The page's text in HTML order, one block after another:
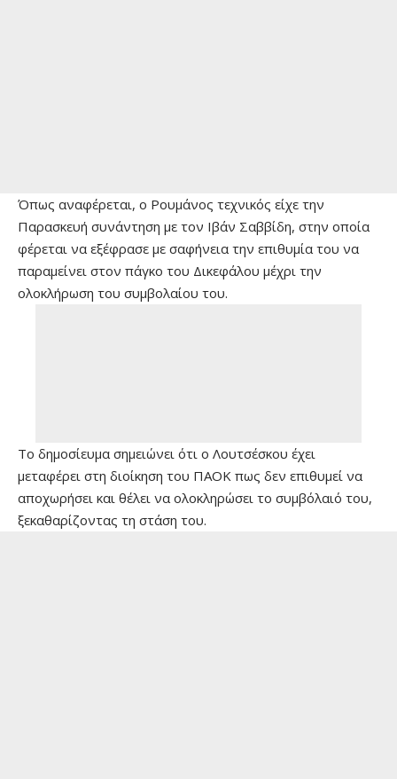
Όπως αναφέρεται, ο Ρουμάνος τεχνικός είχε την
Παρασκευή συνάντηση με τον Ιβάν Σαββίδη, στην οποία
φέρεται να εξέφρασε με σαφήνεια την επιθυμία του να
παραμείνει στον πάγκο του Δικεφάλου μέχρι την
ολοκλήρωση του συμβολαίου του.
Το δημοσίευμα σημειώνει ότι ο Λουτσέσκου έχει
μεταφέρει στη διοίκηση του ΠΑΟΚ πως δεν επιθυμεί να
αποχωρήσει και θέλει να ολοκληρώσει το συμβόλαιό του,
ξεκαθαρίζοντας τη στάση του.